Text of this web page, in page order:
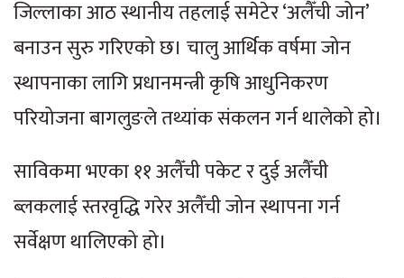
जिल्लाका आठ स्थानीय तहलाई समेटेर ‘अलैँची जोन’
बनाउन सुरु गरिएको छ। चालु आर्थिक वर्षमा जोन
स्थापनाका लागि प्रधानमन्त्री कृषि आधुनिकरण
परियोजना बागलुङले तथ्यांक संकलन गर्न थालेको हो।
साविकमा भएका ११ अलैँची पकेट र दुई अलैँची
ब्लकलाई स्तरवृद्धि गरेर अलैँची जोन स्थापना गर्न
सर्वेक्षण थालिएको हो।